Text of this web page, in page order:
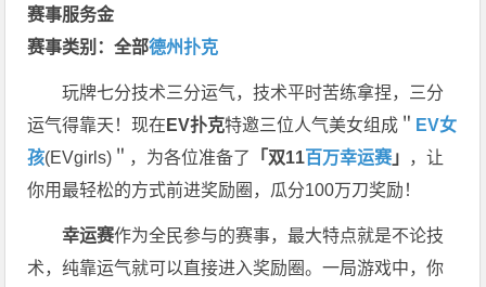
赛事服务金
赛事类别：全部德州扑克
玩牌七分技术三分运气，技术平时苦练拿捏，三分
运气得靠天！现在 EV扑克特邀三位人气美女组成＂ EV女
孩(EVgirls)＂，为各位准备了 「双11百万幸运赛」 ，让
你用最轻松的方式前进奖励圈，瓜分100万刀奖励！
幸运赛作为全民参与的赛事，最大特点就是不论技
术，纯靠运气就可以直接进入奖励圈。一局游戏中，你